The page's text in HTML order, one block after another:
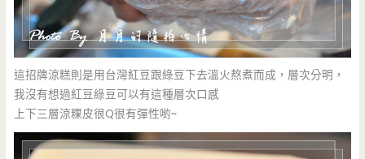
這招牌涼糕則是用台灣紅豆跟綠豆下去溫火熬煮而成，層次分明，
我沒有想過紅豆綠豆可以有這種層次口感
上下三層涼粿皮很Q很有彈性喲~